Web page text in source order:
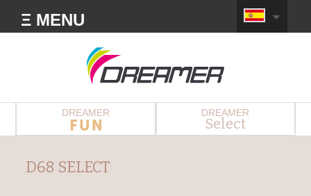
Ξ MENU
DREAMER DREAMER
Select
D68 SELECT